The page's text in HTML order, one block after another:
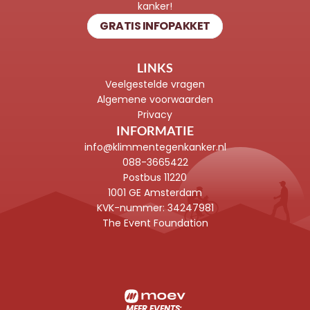
kanker!
GRATIS INFOPAKKET
LINKS
Veelgestelde vragen
Algemene voorwaarden
Privacy
INFORMATIE
info@klimmentegenkanker.nl
088-3665422
Postbus 11220
1001 GE Amsterdam
KVK-nummer: 34247981
The Event Foundation